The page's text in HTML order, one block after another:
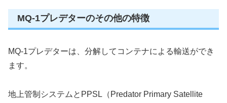
MQ-1プレデターのその他の特徴
MQ-1プレデターは、分解してコンテナによる輸送ができ
ます。
地上管制システムとPPSL（Predator Primary Satellite